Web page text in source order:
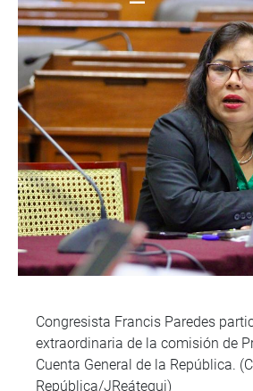
Congresista Francis Paredes
extraordinaria de la comisión de
Cuenta General de la República.
República/JReátegui)